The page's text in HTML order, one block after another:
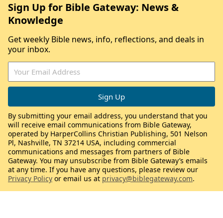
Sign Up for Bible Gateway: News &
Knowledge
Get weekly Bible news, info, reflections, and deals in
your inbox.
By submitting your email address, you understand that you
will receive email communications from Bible Gateway,
operated by HarperCollins Christian Publishing, 501 Nelson
Pl, Nashville, TN 37214 USA, including commercial
communications and messages from partners of Bible
Gateway. You may unsubscribe from Bible Gateway’s emails
at any time. If you have any questions, please review our
Privacy Policy or email us at privacy@biblegateway.com.